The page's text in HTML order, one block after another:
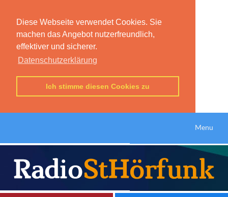
Diese Webseite verwendet Cookies. Sie
machen das Angebot nutzerfreundlich,
effektiver und sicherer.
Datenschutzerklärung
Ich stimme diesen Cookies zu
Menu